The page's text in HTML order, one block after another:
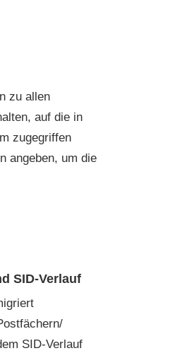
zu allen
auf die in
zugegriffen
angeben, um die
SID-Verlauf
SID-Verlauf